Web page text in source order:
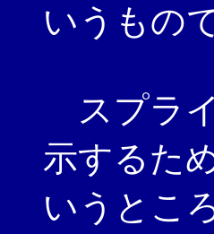
いうもの
スプラ
示するた
いうとこ